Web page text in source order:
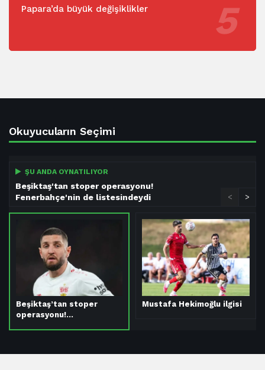
Papara’da büyük değişiklikler
Okuyucuların Seçimi
ŞU ANDA OYNATILIYOR
Beşiktaş'tan stoper operasyonu!
Fenerbahçe'nin de listesindeydi
Beşiktaş’tan stoper
operasyonu!…
Mustafa Hekimoğlu ilgisi
< >